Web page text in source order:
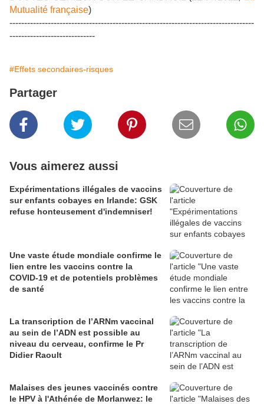
Mutualité française)
-----------------------------------------------------------------------------------
-----------------------------
#Effets secondaires-risques
Partager
Vous aimerez aussi
Expérimentations illégales de vaccins
sur enfants cobayes en Irlande: GSK
refuse honteusement d'indemniser!
Une vaste étude mondiale confirme le
lien entre les vaccins contre la
COVID-19 et de potentiels problèmes
de santé
La transcription de l’ARNm vaccinal
au sein de l’ADN est possible au
niveau du cerveau, confirme le Pr
Didier Raoult
Malaises des jeunes vaccinés contre
le HPV à l'Athénée de Morlanwez: le